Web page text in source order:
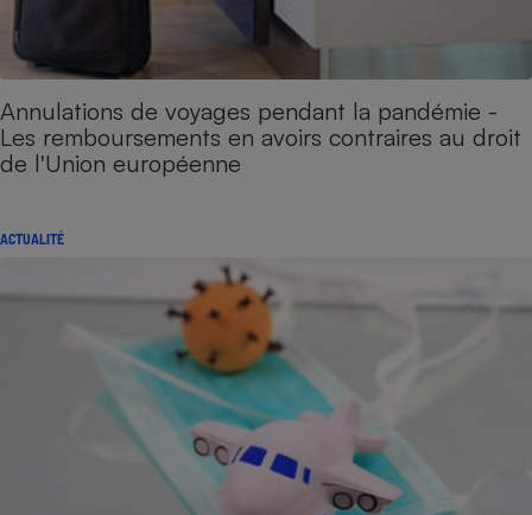
Annulations de voyages pendant la pandémie -
Les remboursements en avoirs contraires au droit
de l'Union européenne
ACTUALITÉ